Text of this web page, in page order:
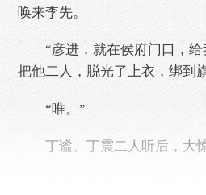
唤来李先。
“彦进，就在侯府门口，给
把他二人，脱光了上衣，绑到
“唯。”
丁谧、丁震二人听后，大惊